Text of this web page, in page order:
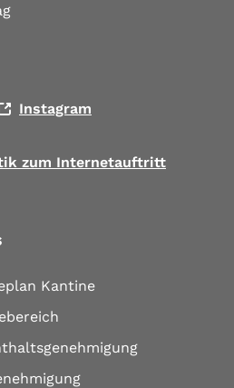
Instagram
zum Internetauftritt
Kantine